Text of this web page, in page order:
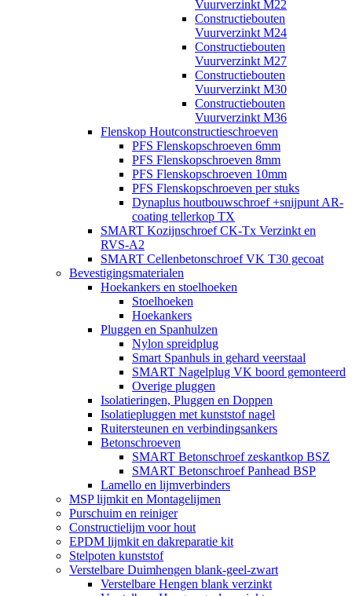
Vuurverzinkt M22
Constructiebouten
Vuurverzinkt M24
Constructiebouten
Vuurverzinkt M27
Constructiebouten
Vuurverzinkt M30
Constructiebouten
Vuurverzinkt M36
Flenskop Houtconstructieschroeven
PFS Flenskopschroeven 6mm
PFS Flenskopschroeven 8mm
PFS Flenskopschroeven 10mm
PFS Flenskopschroeven per stuks
Dynaplus houtbouwschroef +snijpunt AR-
coating tellerkop TX
SMART Kozijnschroef CK-Tx Verzinkt en
RVS-A2
SMART Cellenbetonschroef VK T30 gecoat
Bevestigingsmaterialen
Hoekankers en stoelhoeken
Stoelhoeken
Hoekankers
Pluggen en Spanhulzen
Nylon spreidplug
Smart Spanhuls in gehard veerstaal
SMART Nagelplug VK boord gemonteerd
Overige pluggen
Isolatieringen, Pluggen en Doppen
Isolatiepluggen met kunststof nagel
Ruitersteunen en verbindingsankers
Betonschroeven
SMART Betonschroef zeskantkop BSZ
SMART Betonschroef Panhead BSP
Lamello en lijmverbinders
MSP lijmkit en Montagelijmen
Purschuim en reiniger
Constructielijm voor hout
EPDM lijmkit en dakreparatie kit
Stelpoten kunststof
Verstelbare Duimhengen blank-geel-zwart
Verstelbare Hengen blank verzinkt